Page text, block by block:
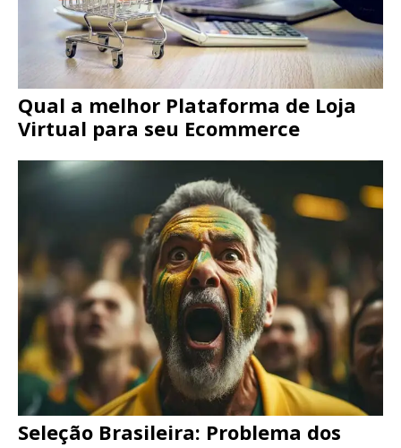
Qual a melhor Plataforma de Loja
Virtual para seu Ecommerce
Seleção Brasileira: Problema dos